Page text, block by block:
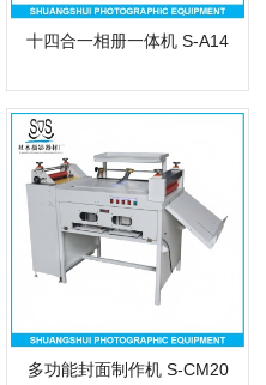
十四合一相册一体机 S-A14
多功能封面制作机 S-CM20